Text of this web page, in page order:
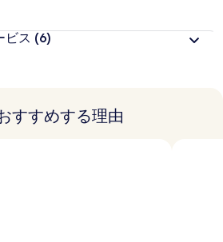
ビス (6)
すすめする理由